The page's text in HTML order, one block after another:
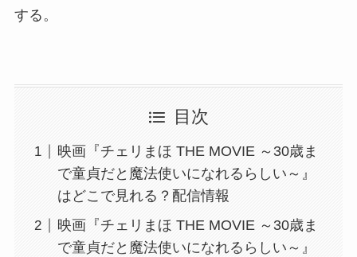
する。
目次
映画『チェリまほ THE MOVIE ～30歳ま
で童貞だと魔法使いになれるらしい～』
はどこで見れる？配信情報
映画『チェリまほ THE MOVIE ～30歳ま
で童貞だと魔法使いになれるらしい～』